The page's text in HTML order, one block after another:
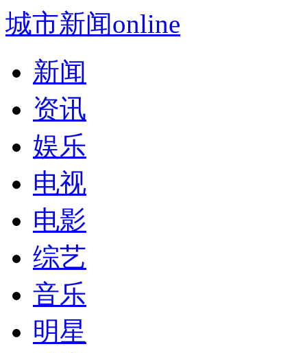
城市新闻online
新闻
资讯
娱乐
电视
电影
综艺
音乐
明星